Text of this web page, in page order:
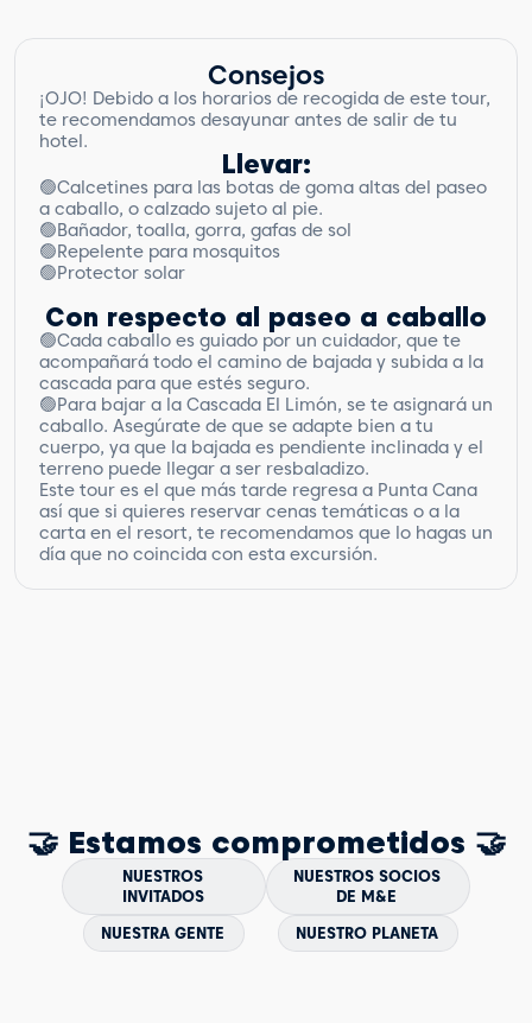
Consejos
¡OJO! Debido a los horarios de recogida de este tour,
te recomendamos desayunar antes de salir de tu
hotel.
Llevar:
🟢Calcetines para las botas de goma altas del paseo
a caballo, o calzado sujeto al pie.
🟢Bañador, toalla, gorra, gafas de sol
🟢Repelente para mosquitos
🟢Protector solar
Con respecto al paseo a caballo
🟢Cada caballo es guiado por un cuidador, que te
acompañará todo el camino de bajada y subida a la
cascada para que estés seguro.
🟢Para bajar a la Cascada El Limón, se te asignará un
caballo. Asegúrate de que se adapte bien a tu
cuerpo, ya que la bajada es pendiente inclinada y el
terreno puede llegar a ser resbaladizo.
Este tour es el que más tarde regresa a Punta Cana
así que si quieres reservar cenas temáticas o a la
carta en el resort, te recomendamos que lo hagas un
día que no coincida con esta excursión.
🤝 Estamos comprometidos 🤝
NUESTROS
INVITADOS
NUESTROS SOCIOS
DE M&E
NUESTRA GENTE
NUESTRO PLANETA